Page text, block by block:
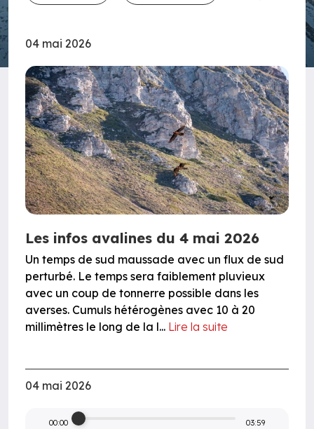
04 mai 2026
Les infos avalines du 4 mai 2026
Un temps de sud maussade avec un flux de sud
perturbé. Le temps sera faiblement pluvieux
avec un coup de tonnerre possible dans les
averses. Cumuls hétérogènes avec 10 à 20
millimètres le long de la l... Lire la suite
04 mai 2026
00:00 03:59